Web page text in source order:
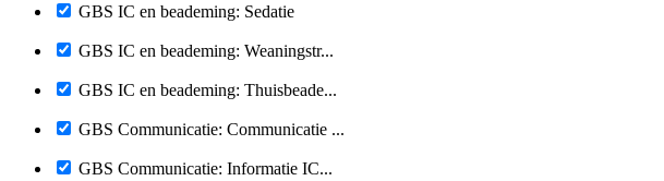
GBS IC en beademing: Sedatie
GBS IC en beademing: Weaningstr...
GBS IC en beademing: Thuisbeade...
GBS Communicatie: Communicatie ...
GBS Communicatie: Informatie IC...